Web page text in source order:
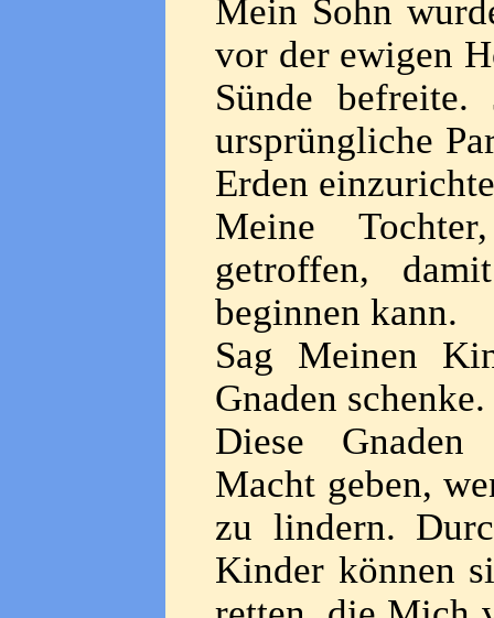
Mein Sohn
vor der ewigen
Sünde
ursprüngliche
Erden
Meine
getroffen,
beginnen kann.
Sag Meinen
Gnaden schenke.
Diese Gnaden
Macht geben,
zu lindern.
Kinder können